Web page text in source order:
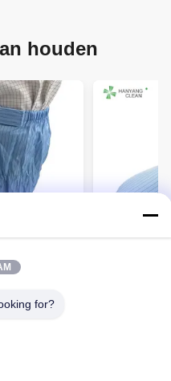
houden
for?